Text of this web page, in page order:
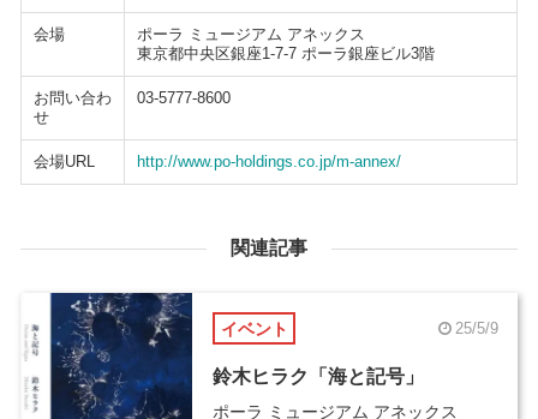
会場
ポーラ ミュージアム アネックス
東京都中央区銀座1-7-7 ポーラ銀座ビル3階
お問い合わ
せ
03-5777-8600
会場URL http://www.po-holdings.co.jp/m-annex/
関連記事
イベント 25/5/9
鈴木ヒラク「海と記号」
ポーラ ミュージアム アネックス